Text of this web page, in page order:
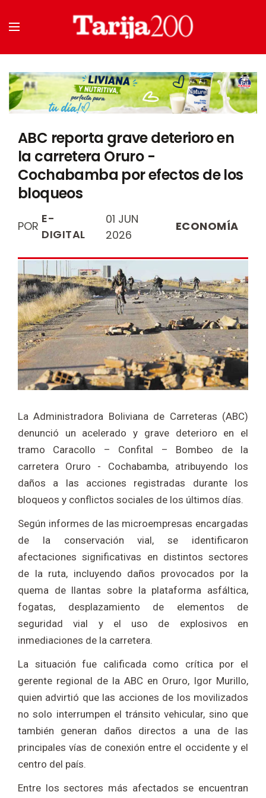
ABC reporta grave deterioro en
la carretera Oruro -
Cochabamba por efectos de los
bloqueos
POR
E-
DIGITAL
01 JUN
2026
ECONOMÍA
La Administradora Boliviana de Carreteras (ABC)
denunció un acelerado y grave deterioro en el
tramo Caracollo – Confital – Bombeo de la
carretera Oruro - Cochabamba, atribuyendo los
daños a las acciones registradas durante los
bloqueos y conflictos sociales de los últimos días.
Según informes de las microempresas encargadas
de la conservación vial, se identificaron
afectaciones significativas en distintos sectores
de la ruta, incluyendo daños provocados por la
quema de llantas sobre la plataforma asfáltica,
fogatas, desplazamiento de elementos de
seguridad vial y el uso de explosivos en
inmediaciones de la carretera.
La situación fue calificada como crítica por el
gerente regional de la ABC en Oruro, Igor Murillo,
quien advirtió que las acciones de los movilizados
no solo interrumpen el tránsito vehicular, sino que
también generan daños directos a una de las
principales vías de conexión entre el occidente y el
centro del país.
Entre los sectores más afectados se encuentran